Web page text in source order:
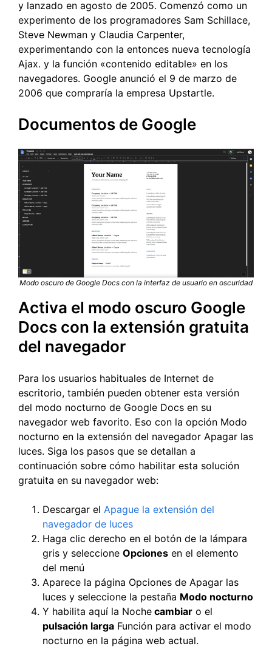
y lanzado en agosto de 2005. Comenzó como un
experimento de los programadores Sam Schillace,
Steve Newman y Claudia Carpenter,
experimentando con la entonces nueva tecnología
Ajax. y la función «contenido editable» en los
navegadores. Google anunció el 9 de marzo de
2006 que compraría la empresa Upstartle.
Documentos de Google
Modo oscuro de Google Docs con la interfaz de usuario en oscuridad
Activa el modo oscuro Google
Docs con la extensión gratuita
del navegador
Para los usuarios habituales de Internet de
escritorio, también pueden obtener esta versión
del modo nocturno de Google Docs en su
navegador web favorito. Eso con la opción Modo
nocturno en la extensión del navegador Apagar las
luces. Siga los pasos que se detallan a
continuación sobre cómo habilitar esta solución
gratuita en su navegador web:
Descargar el Apague la extensión del
navegador de luces
Haga clic derecho en el botón de la lámpara
gris y seleccione Opciones en el elemento
del menú
Aparece la página Opciones de Apagar las
luces y seleccione la pestaña Modo nocturno
Y habilita aquí la Noche cambiar o el
pulsación larga Función para activar el modo
nocturno en la página web actual.